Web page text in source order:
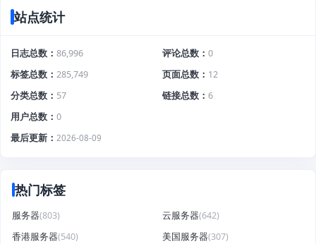
站点统计
日志总数 86,996 评论总数
0
标签总数
285,749 页面总数
12
分类总数
57 链接总数
6
用户总数
0
最后更新
2026-08-09
热门标签
服务器(803) 云服务器(642)
香港服务器(540) 美国服务器(307)